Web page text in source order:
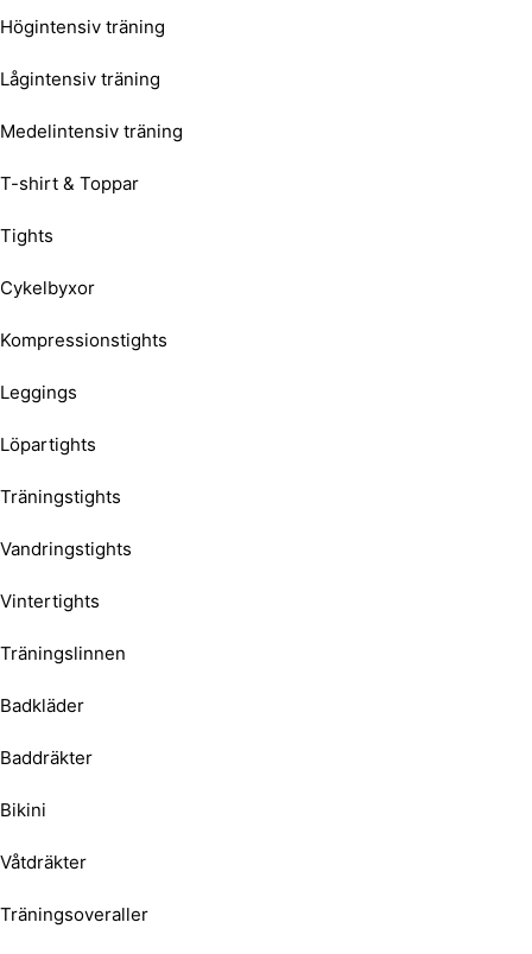
Högintensiv träning
Lågintensiv träning
Medelintensiv träning
T-shirt & Toppar
Tights
Cykelbyxor
Kompressionstights
Leggings
Löpartights
Träningstights
Vandringstights
Vintertights
Träningslinnen
Badkläder
Baddräkter
Bikini
Våtdräkter
Träningsoveraller